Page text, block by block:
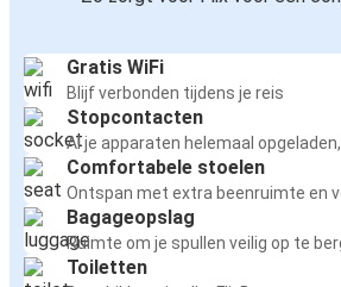
Gratis WiFi
Blijf verbonden tijdens je reis
Stopcontacten
Al je apparaten helemaal
Comfortabele stoelen
Ontspan met extra beenruimte en
Bagageopslag
Ruimte om je spullen veilig op te
Toiletten